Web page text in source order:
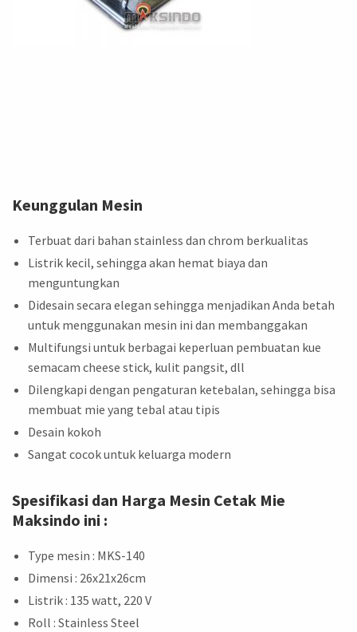
Keunggulan Mesin
Terbuat dari bahan stainless dan chrom berkualitas
Listrik kecil, sehingga akan hemat biaya dan
menguntungkan
Didesain secara elegan sehingga menjadikan Anda betah
untuk menggunakan mesin ini dan membanggakan
Multifungsi untuk berbagai keperluan pembuatan kue
semacam cheese stick, kulit pangsit, dll
Dilengkapi dengan pengaturan ketebalan, sehingga bisa
membuat mie yang tebal atau tipis
Desain kokoh
Sangat cocok untuk keluarga modern
Spesifikasi dan Harga Mesin Cetak Mie
Maksindo ini :
Type mesin : MKS-140
Dimensi : 26x21x26cm
Listrik : 135 watt, 220 V
Roll : Stainless Steel